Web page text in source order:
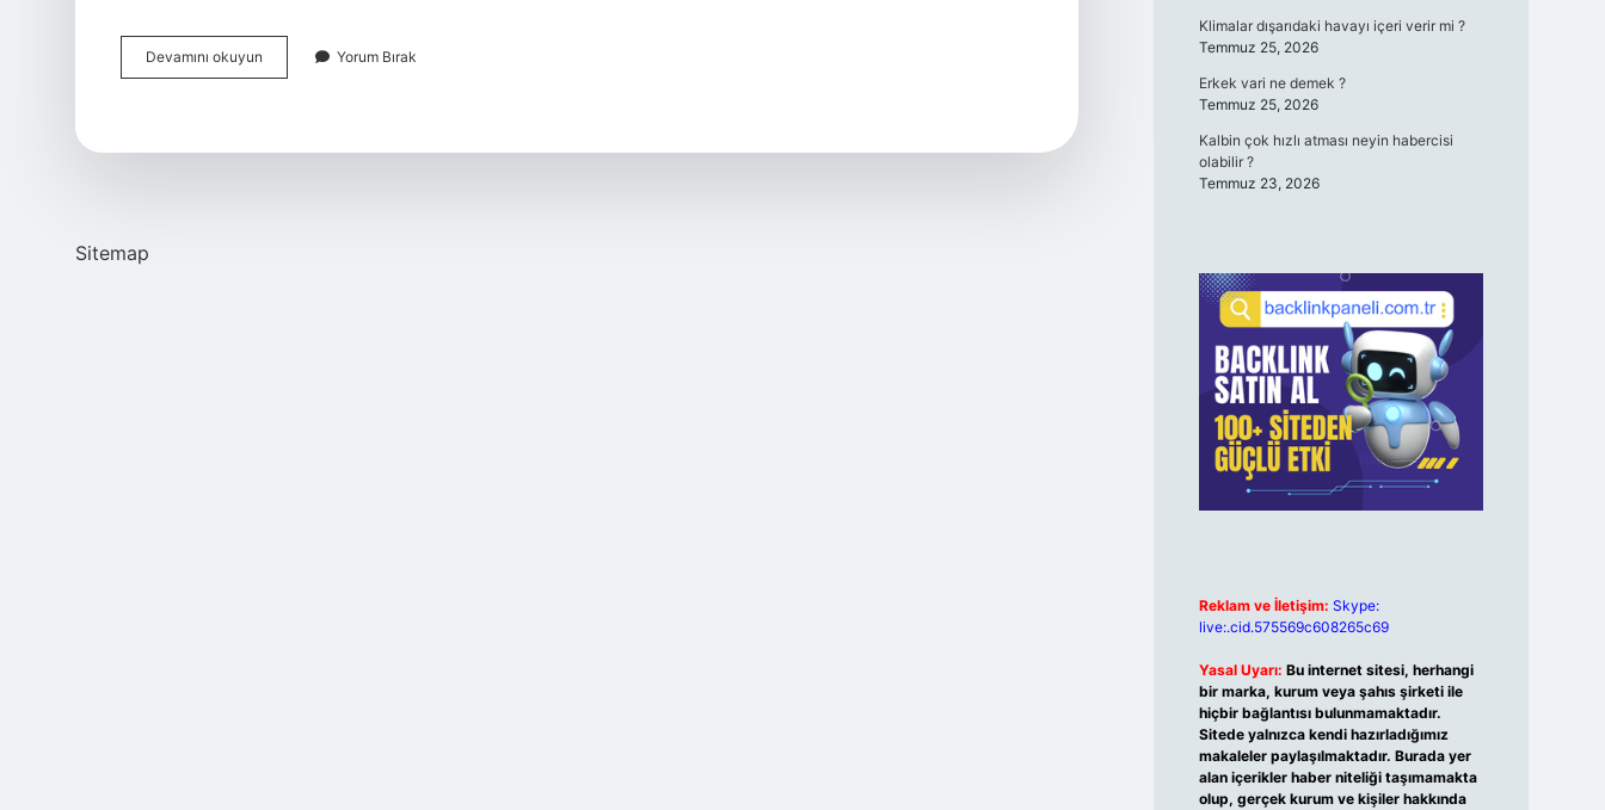
Devamını okuyun
Hangi
Yorum Bırak
Sitemap
Klimalar dışarıdaki havayı içeri verir mi ?
Temmuz 25, 2026
Erkek vari ne demek ?
Temmuz 25, 2026
Kalbin çok hızlı atması neyin habercisi
olabilir ?
Temmuz 23, 2026
Reklam ve İletişim: Skype:
live:.cid.575569c608265c69
Yasal Uyarı: Bu internet sitesi, herhangi
bir marka, kurum veya şahıs şirketi ile
hiçbir bağlantısı bulunmamaktadır.
Sitede yalnızca kendi hazırladığımız
makaleler paylaşılmaktadır. Burada yer
alan içerikler haber niteliği taşımamakta
olup, gerçek kurum ve kişiler hakkında